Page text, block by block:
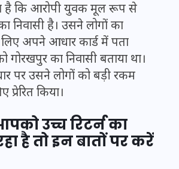
है कि आरोपी युवक मूल रूप से
निवासी है। उसने लोगों का
अपने आधार कार्ड में पता
का निवासी बताया था।
पर उसने लोगों को बड़ी रकम
किया।
उच्च रिटर्न का
है तो इन बातों पर करें